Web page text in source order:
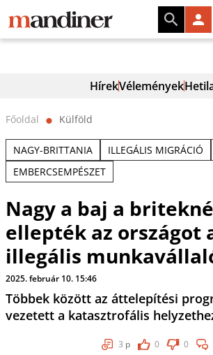
HírekVélemények
Főoldal ⬤ Külföld
NAGY-BRITTANIA ILLEGÁLIS MIGRÁCIÓ
EMBERCSEMPÉSZET
Nagy a baj a
ellepték az országot
illegális
2025. február 10. 15:46
Többek között az áttelepítési
vezetett a katasztrofális
3 p 0 0